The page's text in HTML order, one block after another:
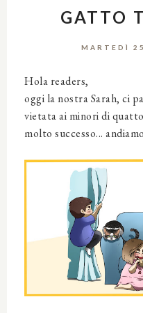
GATTO
MARTEDÌ
Hola readers,
oggi la nostra Sarah, ci
vietata ai minori di
molto successo...